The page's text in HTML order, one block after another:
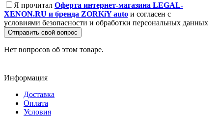
Я прочитал Оферта интернет-магазина LEGAL-
XENON.RU и бренда ZORKiY auto и согласен с
условиями безопасности и обработки персональных данных
Отправить свой вопрос
Нет вопросов об этом товаре.
Информация
Доставка
Оплата
Условия